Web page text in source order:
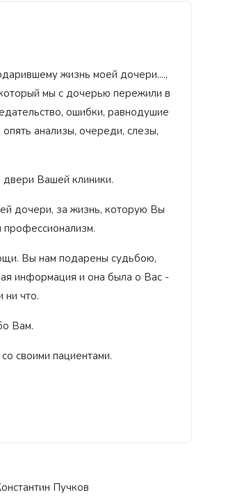
жизнь моей дочери....,
мы с дочерью пережили в
ошибки, равнодушие
анализы, очереди, слезы,
Вашей клиники.
дочери, за жизнь, которую Вы
Вы нам подарены судьбою,
информация и она была о Вас -
ни что.
Вам.
своими пациентами.